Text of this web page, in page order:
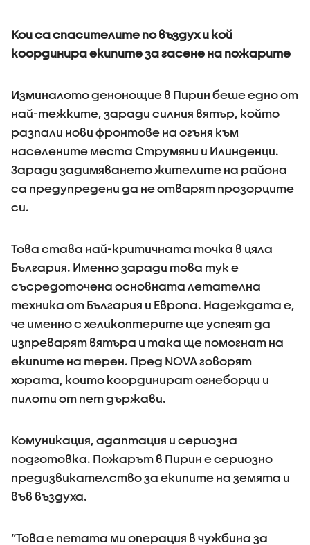
Кои са спасителите по въздух и кой
координира екипите за гасене на пожарите
Изминалото денонощие в Пирин беше едно от
най-тежките, заради силния вятър, който
разпали нови фронтове на огъня към
населените места Струмяни и Илинденци.
Заради задимяването жителите на района
са предупредени да не отварят прозорците
си.
Това става най-критичната точка в цяла
България. Именно заради това тук е
съсредоточена основната летателна
техника от България и Европа. Надеждата е,
че именно с хеликоптерите ще успеят да
изпреварят вятъра и така ще помогнат на
екипите на терен. Пред NOVA говорят
хората, които координират огнеборци и
пилоти от пет държави.
Комуникация, адаптация и сериозна
подготовка. Пожарът в Пирин е сериозно
предизвикателство за екипите на земята и
във въздуха.
“Това е петата ми операция в чужбина за